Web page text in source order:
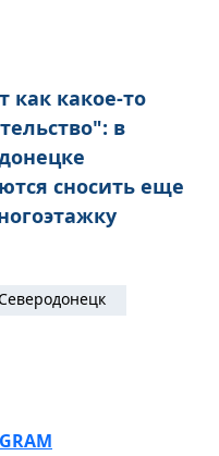
как какое-то
в
сносить еще